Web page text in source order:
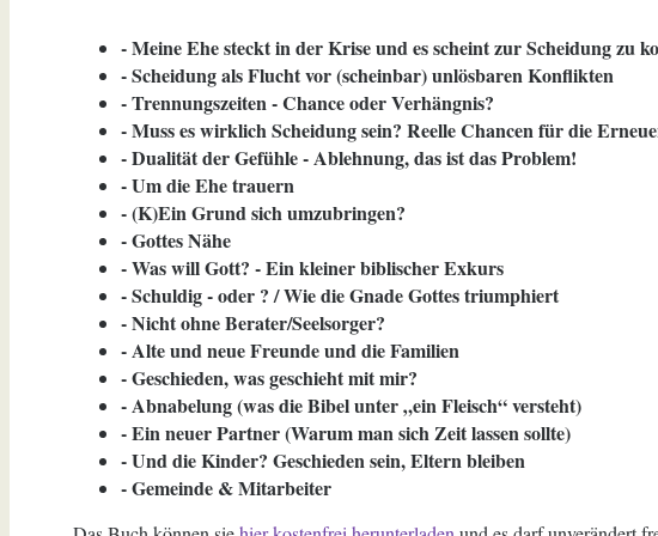
- Meine Ehe steckt in der Krise und es scheint zur Scheidung zu
- Scheidung als Flucht vor (scheinbar) unlösbaren Konflikten
- Trennungszeiten - Chance oder Verhängnis?
- Muss es wirklich Scheidung sein? Reelle Chancen für die
- Dualität der Gefühle - Ablehnung, das ist das Problem!
- Um die Ehe trauern
- (K)Ein Grund sich umzubringen?
- Gottes Nähe
- Was will Gott? - Ein kleiner biblischer Exkurs
- Schuldig - oder ? / Wie die Gnade Gottes triumphiert
- Nicht ohne Berater/Seelsorger?
- Alte und neue Freunde und die Familien
- Geschieden, was geschieht mit mir?
- Abnabelung (was die Bibel unter „ein Fleisch“ versteht)
- Ein neuer Partner (Warum man sich Zeit lassen sollte)
- Und die Kinder? Geschieden sein, Eltern bleiben
- Gemeinde & Mitarbeiter